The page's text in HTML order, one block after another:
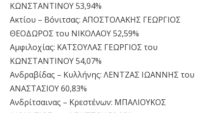
ΚΩΝΣΤΑΝΤΙΝΟΥ 53,94%
Ακτίου – Βόνιτσας: ΑΠΟΣΤΟΛΑΚΗΣ ΓΕΩΡΓΙΟΣ
ΘΕΟΔΩΡΟΣ του ΝΙΚΟΛΑΟΥ 52,59%
Αμφιλοχίας: ΚΑΤΣΟΥΛΑΣ ΓΕΩΡΓΙΟΣ του
ΚΩΝΣΤΑΝΤΙΝΟΥ 54,07%
Ανδραβίδας – Κυλλήνης: ΛΕΝΤΖΑΣ ΙΩΑΝΝΗΣ του
ΑΝΑΣΤΑΣΙΟΥ 60,83%
Ανδρίτσαινας – Κρεστένων: ΜΠΑΛΙΟΥΚΟΣ